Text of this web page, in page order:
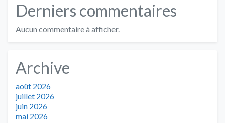
Derniers commentaires
Aucun commentaire à afficher.
Archive
août 2026
juillet 2026
juin 2026
mai 2026